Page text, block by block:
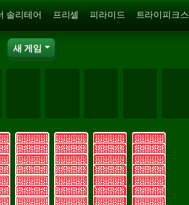
솔리테어 프리셀 피라미드 트라이피크스
새 게임